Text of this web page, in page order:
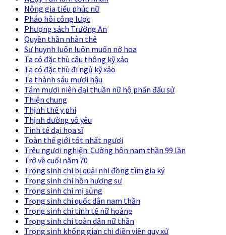
Nông gia tiểu phúc nữ
Pháo hôi công lược
Phượng sách Trường An
Quyền thần nhàn thê
Sư huynh luôn luôn muốn nở hoa
Ta có đặc thù câu thông kỹ xảo
Ta có đặc thù đi ngủ kỹ xảo
Ta thành sáu mươi hậu
Tám mươi niên đại thuần nữ hộ phấn đấu sử
Thiện chung
Thịnh thế y phi
Thịnh đường vô yêu
Tinh tế đại họa sĩ
Toàn thế giới tốt nhất ngươi
Trêu ngươi nghiện: Cường hôn nam thần 99 lần
Trở về cuối năm 70
Trọng sinh chi bị quải nhi đồng tìm gia ký
Trọng sinh chi hồn hương sư
Trọng sinh chi mị sủng
Trọng sinh chi quốc dân nam thần
Trọng sinh chi tinh tế nữ hoàng
Trọng sinh chi toàn dân nữ thần
Trọng sinh không gian chi điền viên quy xử